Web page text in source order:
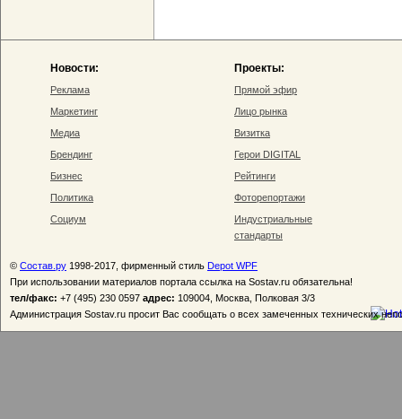
Новости:
Реклама
Маркетинг
Медиа
Брендинг
Бизнес
Политика
Социум
Проекты:
Прямой эфир
Лицо рынка
Визитка
Герои DIGITAL
Рейтинги
Фоторепортажи
Индустриальные
стандарты
© Состав.ру 1998-2017, фирменный стиль Depot WPF
При использовании материалов портала ссылка на Sostav.ru обязательна!
тел/факс: +7 (495) 230 0597 адрес: 109004, Москва, Полковая 3/3
Администрация Sostav.ru просит Вас сообщать о всех замеченных технических